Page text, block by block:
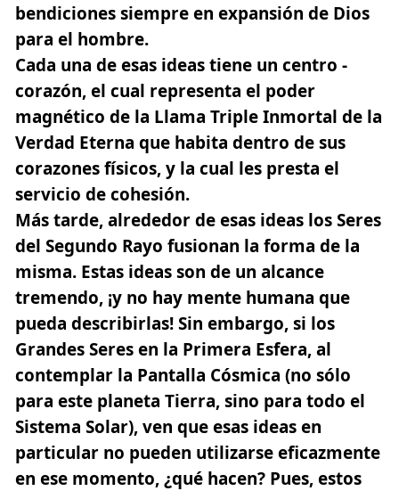
bendiciones siempre en expansión de Dios
para el hombre.
Cada una de esas ideas tiene un centro -
corazón, el cual representa el poder
magnético de la Llama Triple Inmortal de la
Verdad Eterna que habita dentro de sus
corazones físicos, y la cual les presta el
servicio de cohesión.
Más tarde, alrededor de esas ideas los Seres
del Segundo Rayo fusionan la forma de la
misma. Estas ideas son de un alcance
tremendo, ¡y no hay mente humana que
pueda describirlas! Sin embargo, si los
Grandes Seres en la Primera Esfera, al
contemplar la Pantalla Cósmica (no sólo
para este planeta Tierra, sino para todo el
Sistema Solar), ven que esas ideas en
particular no pueden utilizarse eficazmente
en ese momento, ¿qué hacen? Pues, estos